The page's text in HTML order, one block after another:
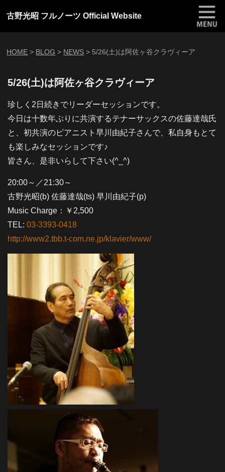
古野光昭 フルノーツ Official Website
HOME > BLOG > NEWS > 5/26(土)は阿佐ヶ谷クラヴィーア
5/26(土)は阿佐ヶ谷クラヴィーア
珍しく2日続きでリーダーセッションです。
今日は十数年ぶりに共演するテナーサックスの佐藤達哉氏
と、初共演のピアニスト早川由紀子さんで、私自身もとて
も楽しみなセッションです♪
皆さん、是非いらして下さい(^_^)
20:00～／21:30～
古野光昭(b) 佐藤達哉(ts) 早川由紀子(p)
Music Charge：￥2,500
TEL: 03-3393-0418
http://www2.tbb.t-com.ne.jp/klavier/www/